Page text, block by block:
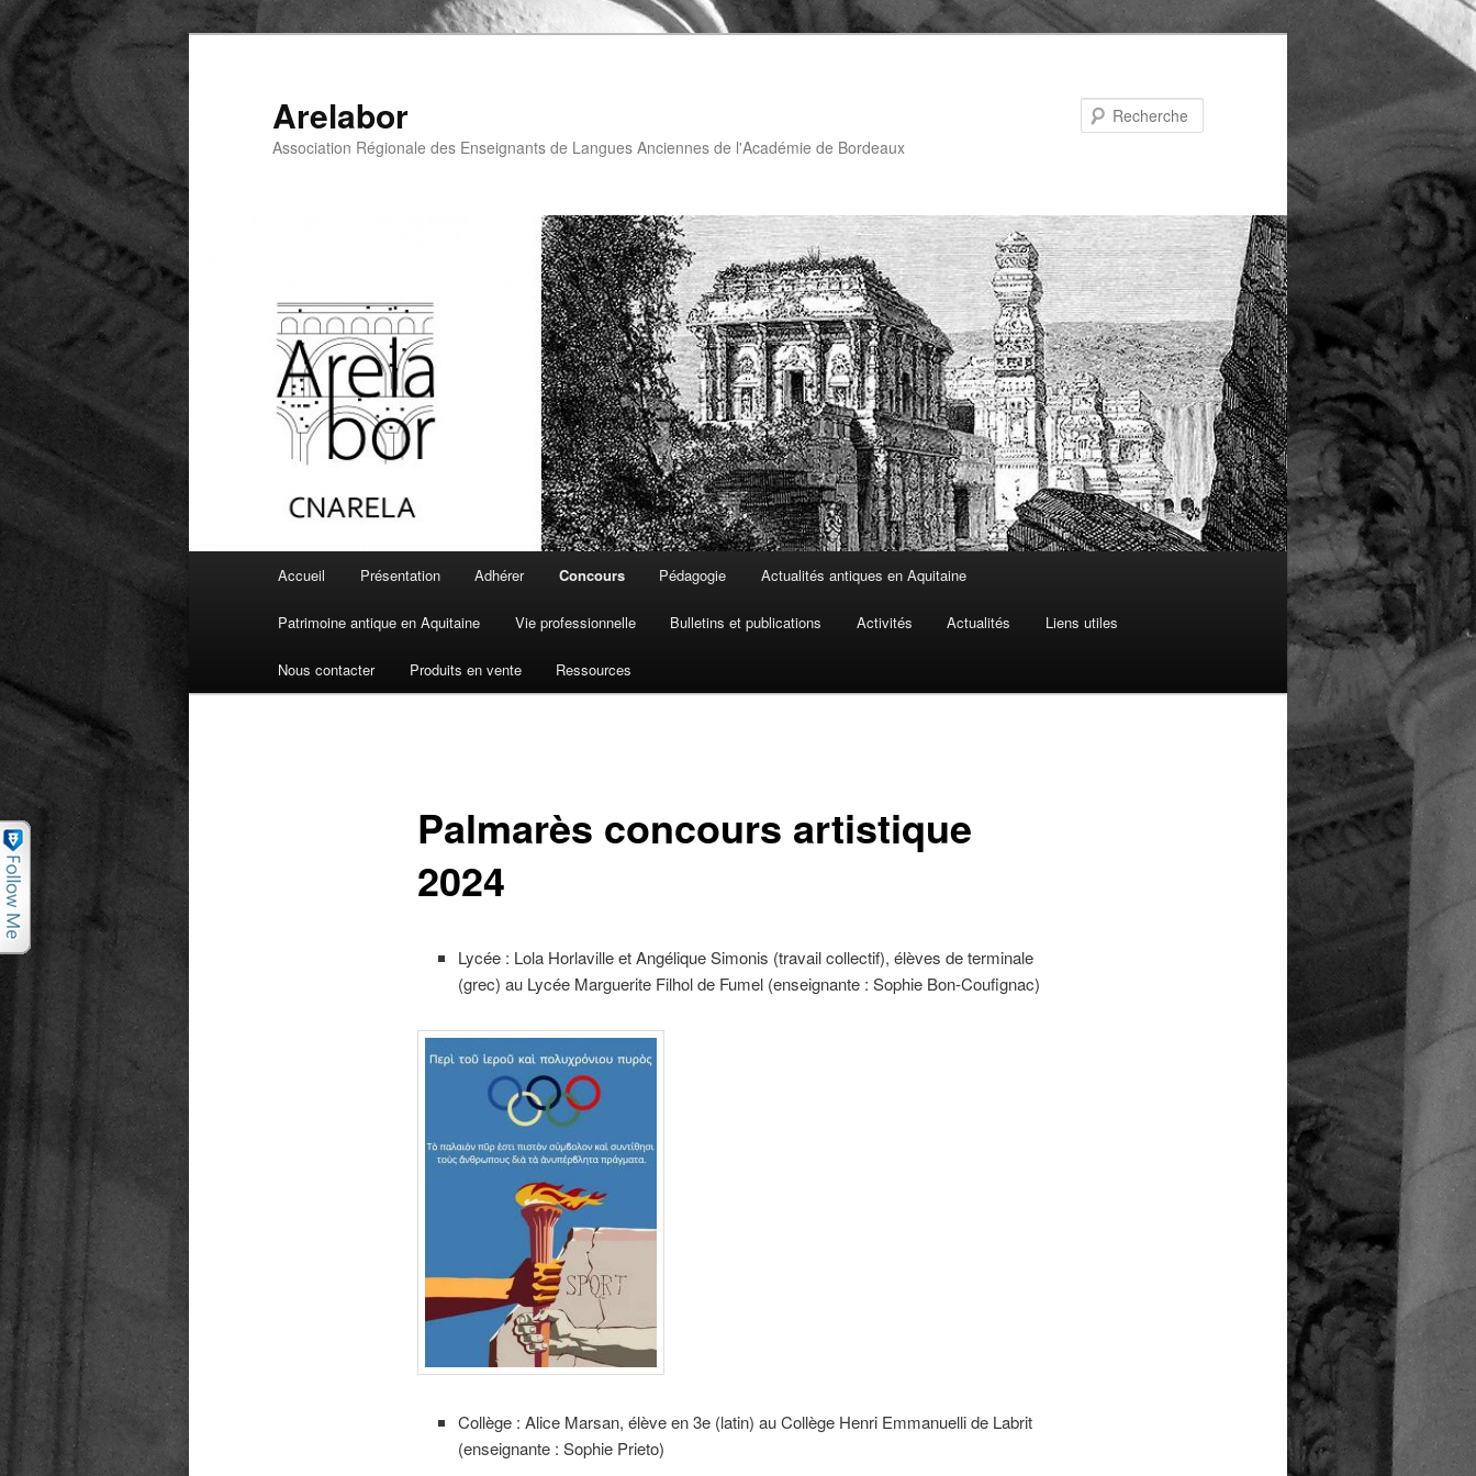
Arelabor
Association Régionale des Enseignants de Langues Anciennes de l'Académie de Bordeaux
Aller au contenu principal
Aller au contenu secondaire
Accueil Présentation Adhérer Concours Pédagogie Actualités antiques en Aquitaine
Patrimoine antique en Aquitaine Vie professionnelle Bulletins et publications Activités Actualités Liens utiles
Nous contacter Produits en vente Ressources
Palmarès concours artistique
2024
Lycée : Lola Horlaville et Angélique Simonis (travail collectif), élèves de terminale
(grec) au Lycée Marguerite Filhol de Fumel (enseignante : Sophie Bon-Coufignac)
Collège : Alice Marsan, élève en 3e (latin) au Collège Henri Emmanuelli de Labrit
(enseignante : Sophie Prieto)